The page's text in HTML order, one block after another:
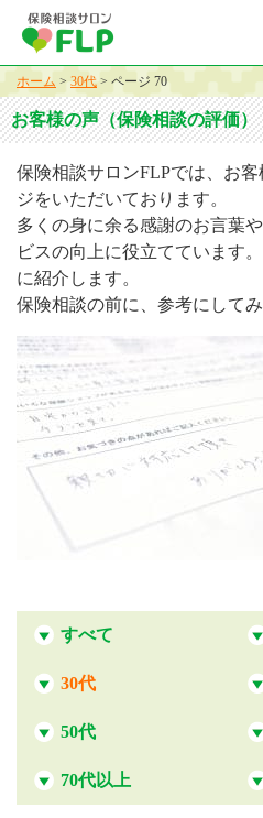
ホーム > 30代 > ページ 70
お客様の声（保険相談の評価）
保険相談サロンFLPでは、お
ジをいただいております。
多くの身に余る感謝のお言葉
ビスの向上に役立てています
に紹介します。
保険相談の前に、参考にして
すべて
30代
50代
70代以上